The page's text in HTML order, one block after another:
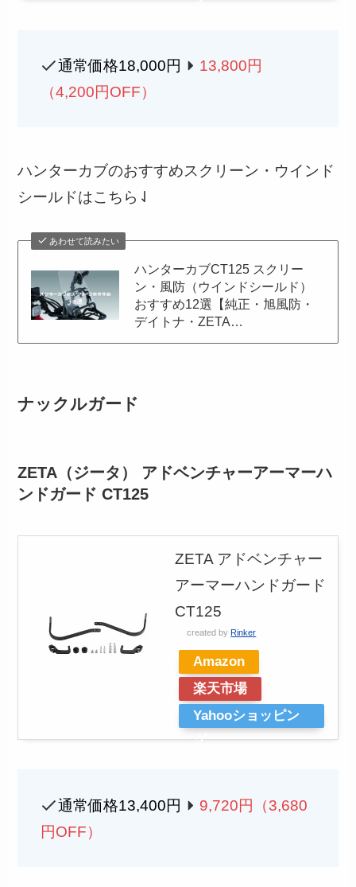
通常価格18,000円
13,800円
（4,200円OFF）
ハンターカブのおすすめスクリーン・ウインド
シールドはこちら⇃
あわせて読みたい
ハンターカブCT125 スクリー
ン・風防（ウインドシールド）
おすすめ12選【純正・旭風防・
デイトナ・ZETA…
ナックルガード
ZETA（ジータ） アドベンチャーアーマーハ
ンドガード CT125
ZETA アドベンチャー
アーマーハンドガード
CT125
created by Rinker
Amazon
楽天市場
Yahooショッピン
グ
通常価格13,400円 9,720円（3,680
円OFF）